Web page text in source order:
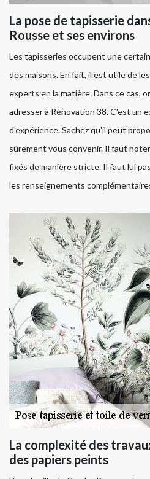
La pose de tapisserie
Rousse et ses environs
Les tapisseries occupent une
des maisons. En fait, il est utile de
experts en la matière. Dans ce cas,
adresser à Rénovation 38. C'est un
d'expérience. Sachez qu'il peut
sûrement vous convenir. Il faut
fixés de manière stricte. Il faut lui
les renseignements
La complexité des
des papiers peints